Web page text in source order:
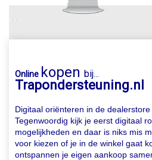
Online kopen bij
Trapondersteuning.nl
Digitaal oriënteren in de dealerstore
Tegenwoordig kijk je eerst digitaal
mogelijkheden en daar is niks mis
voor kiezen of je in de winkel gaat
ontspannen je eigen aankoop